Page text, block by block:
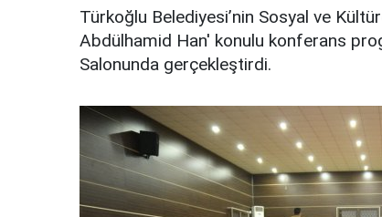
Türkoğlu Belediyesi’nin Sosyal ve
Abdülhamid Han' konulu konferans
Salonunda gerçekleştirdi.